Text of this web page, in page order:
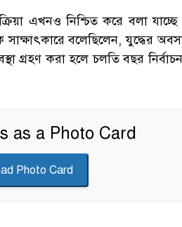
এখনও নিশ্চিত করে বলা
বলেছিলেন, যুদ্ধের
গ্রহণ করা হলে চলতি বছর
as a Photo Card
Photo Card